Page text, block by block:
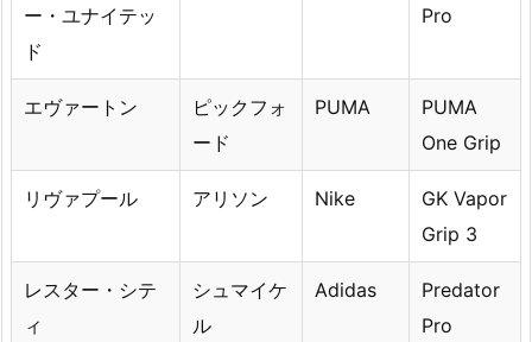
ー・ユナイテッ
ド
Pro
エヴァートン
ピックフォ
ード
PUMA
PUMA
One Grip
リヴァプール アリソン Nike
GK Vapor
Grip 3
レスター・シテ
ィ
シュマイケ
ル
Adidas
Predator
Pro